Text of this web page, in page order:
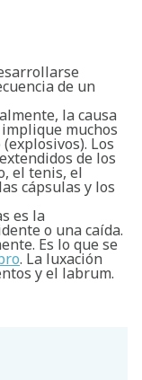
de un
la causa
muchos
Los
de los
el tenis, el
cápsulas y los
es la
o una caída.
Es lo que se
. La luxación
y el labrum.